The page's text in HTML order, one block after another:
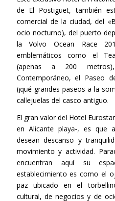
de El Postiguet, también
comercial de la ciudad, del
ocio nocturno), del puerto
la Volvo Ocean Race
emblemáticos como el
(apenas a 200
Contemporáneo, el Paseo
(¡qué grandes paseos a la
callejuelas del casco antiguo.
El gran valor del Hotel
en Alicante playa-, es que
desean descanso y
movimiento y actividad.
encuentran aquí su
establecimiento es como el
paz ubicado en el
cultural, de negocios y de